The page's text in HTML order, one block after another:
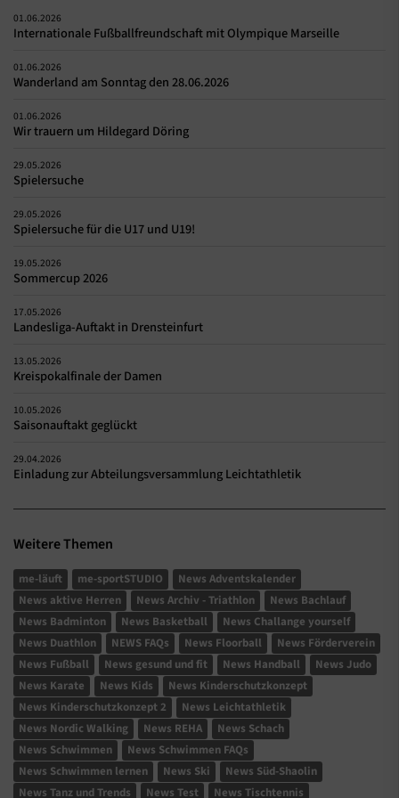
01.06.2026
Internationale Fußballfreundschaft mit Olympique Marseille
01.06.2026
Wanderland am Sonntag den 28.06.2026
01.06.2026
Wir trauern um Hildegard Döring
29.05.2026
Spielersuche
29.05.2026
Spielersuche für die U17 und U19!
19.05.2026
Sommercup 2026
17.05.2026
Landesliga-Auftakt in Drensteinfurt
13.05.2026
Kreispokalfinale der Damen
10.05.2026
Saisonauftakt geglückt
29.04.2026
Einladung zur Abteilungsversammlung Leichtathletik
Weitere Themen
me-läuft me-sportSTUDIO
News Adventskalender
News aktive Herren
News Archiv - Triathlon
News Bachlauf
News Badminton
News Basketball
News Challange yourself
News Duathlon
NEWS FAQs News Floorball
News Förderverein
News Fußball
News gesund und fit News Handball
News Judo
News Karate
News Kids
News Kinderschutzkonzept
News Kinderschutzkonzept 2
News Leichtathletik
News Nordic Walking
News REHA
News Schach
News Schwimmen
News Schwimmen FAQs
News Schwimmen lernen
News Ski
News Süd-Shaolin
News Tanz und Trends
News Test News Tischtennis